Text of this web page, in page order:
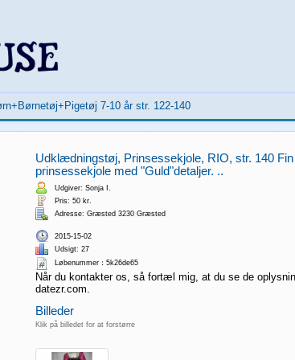
7-10 år str. 122-140
Udklædningstøj, Prinsessekjole, RIO, str. 140 Fin
prinsessekjole med "Guld"detaljer. ..
Udgiver: Sonja I.
Pris: 50 kr.
Adresse: Græsted 3230 Græsted
2015-15-02
Udsigt: 27
Løbenummer：5k26de65
Når du kontakter os, så fortæl mig, at du se de
datezr.com.
Billeder
Klik på billedet for at forstørre